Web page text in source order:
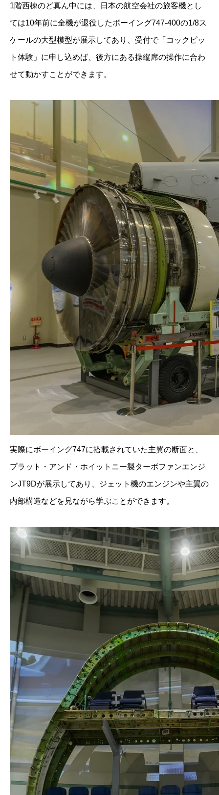
1階西棟のど真ん中には、日本の航空会社の旅客機とし
ては10年前に全機が退役したボーイング747-400の1/8ス
ケールの大型模型が展示してあり、受付で「コックピッ
ト体験」に申し込めば、後方にある操縦席の操作に合わ
せて動かすことができます。
実際にボーイング747に搭載されていた主翼の断面と、
プラット・アンド・ホイットニー製ターボファンエンジ
ンJT9Dが展示してあり、ジェット機のエンジンや主翼の
内部構造などを見ながら学ぶことができます。